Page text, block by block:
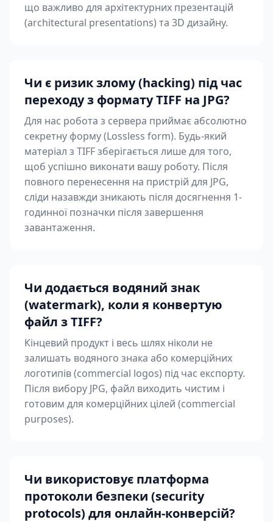
що важливо для архітектурних презентацій
(architectural presentations) та 3D дизайну.
Чи є ризик злому (hacking) під час
переходу з формату TIFF на JPG?
Для нас робота з сервера приймає абсолютно
секретну форму (Lossless form). Будь-який
матеріал з TIFF зберігається лише для того,
щоб успішно виконати вашу роботу. Після
повного перенесення на пристрій для JPG,
сліди назавжди зникають після досягнення 1-
годинної позначки після завершення
завантаження.
Чи додається водяний знак
(watermark), коли я конвертую
файл з TIFF?
Кінцевий продукт і весь шлях ніколи не
залишать водяного знака або комерційних
логотипів (commercial logos) під час експорту.
Після вибору JPG, файл виходить чистим і
готовим для комерційних цілей (commercial
purposes).
Чи використовує платформа
протоколи безпеки (security
protocols) для онлайн-конверсій?